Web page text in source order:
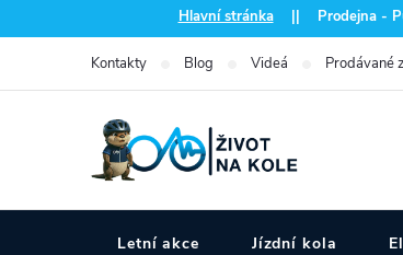
na
Hlavní stránka|| Prodejna -
Kontakty Blog Videá Prodávané
Letní akce Jízdní kola